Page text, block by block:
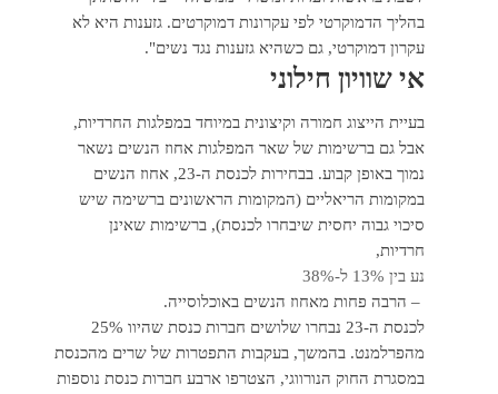
בהליך הדמוקרטי לפי עקרונות דמוקרטים. גזענות היא לא
עקרון דמוקרטי, גם כשהיא גזענות נגד נשים".
אי שוויון חילוני
בעיית הייצוג חמורה וקיצונית במיוחד במפלגות החרדיות,
אבל גם ברשימות של שאר המפלגות אחוז הנשים נשאר
נמוך באופן קבוע. בבחירות לכנסת ה-23, אחוז הנשים
במקומות הריאליים (המקומות הראשונים ברשימה שיש
סיכוי גבוה יחסית שיבחרו לכנסת), ברשימות שאינן
חרדיות,
נע בין 13% ל-38%
– הרבה פחות מאחוז הנשים באוכלוסייה.
לכנסת ה-23 נבחרו שלושים חברות כנסת שהיוו 25%
מהפרלמנט. בהמשך, בעקבות התפטרות של שרים מהכנסת
במסגרת החוק הנורווגי, הצטרפו ארבע חברות כנסת נוספות